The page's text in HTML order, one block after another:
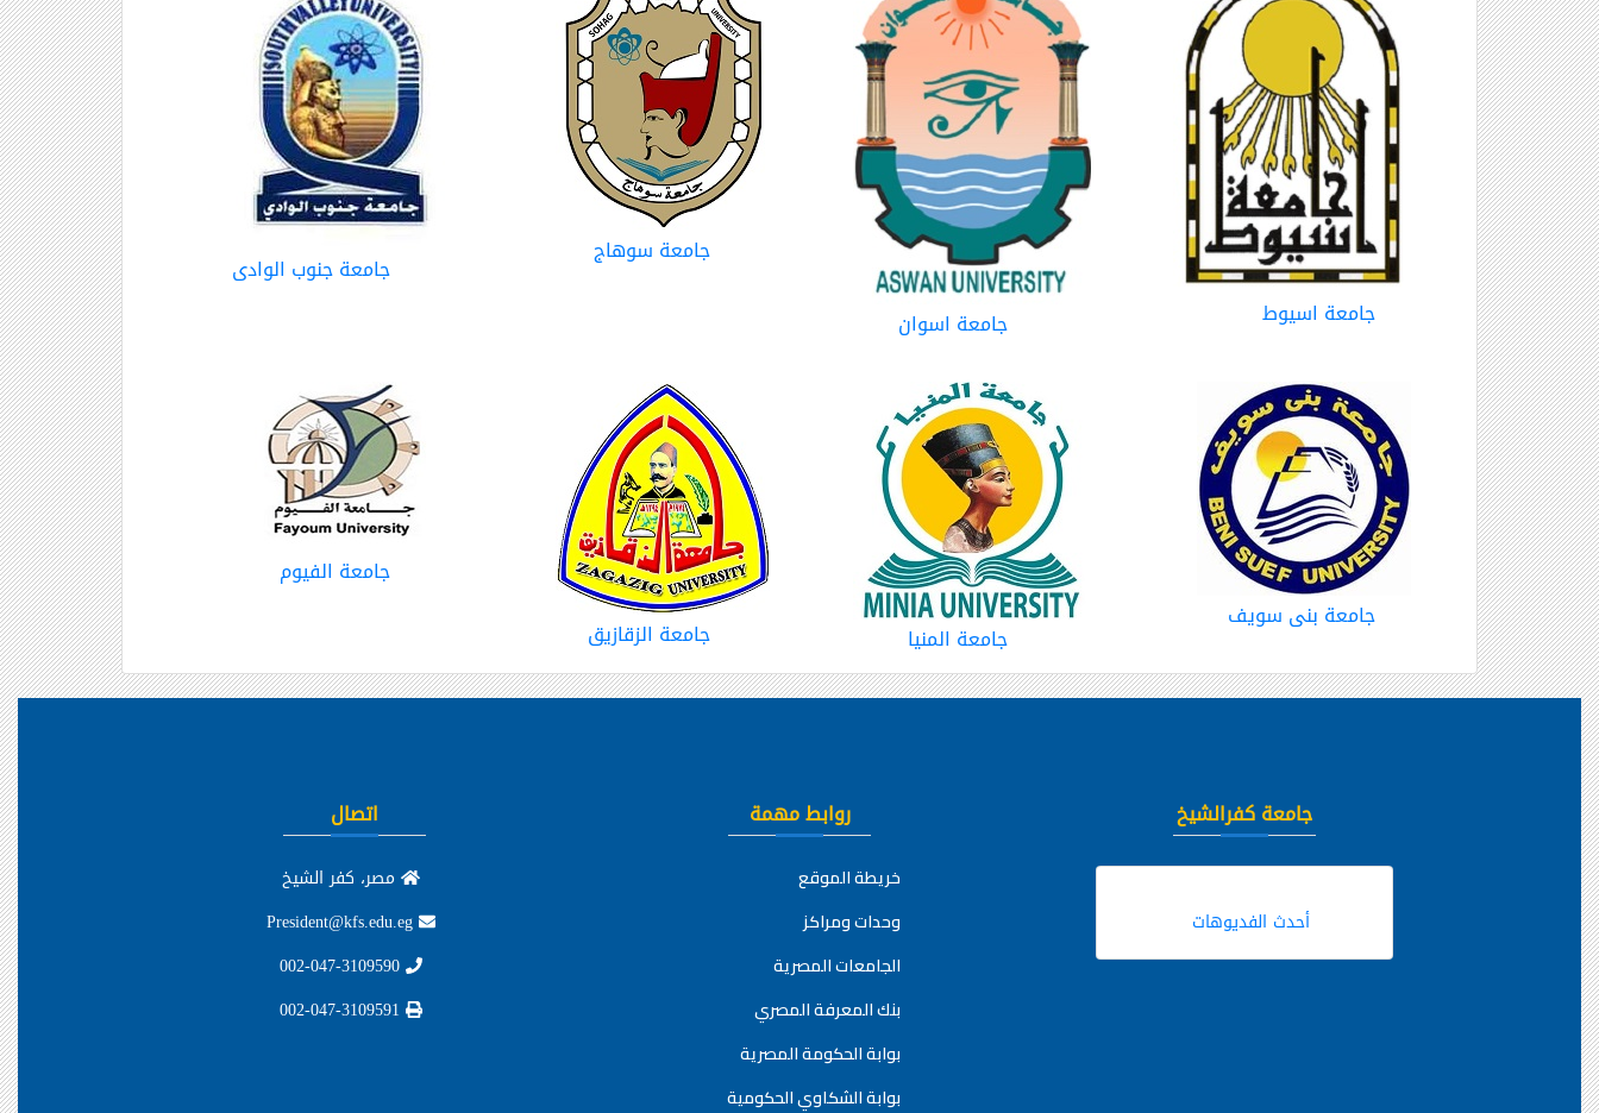
جامعة اسيوط جامعة اسوان
جامعة سوهاج
جامعة جنوب الوادى
جامعة بنى سويف
جامعة المنيا جامعة الزقازيق
جامعة الفيوم
جامعة كفرالشيخ
أحدث الفديوهات
روابط مهمة
خريطة الموقع
وحدات ومراكز
الجامعات المصرية
بنك المعرفة المصري
بوابة الحكومة المصرية
بوابة الشكاوي الحكومية
اتصال
مصر، كفر الشيخ